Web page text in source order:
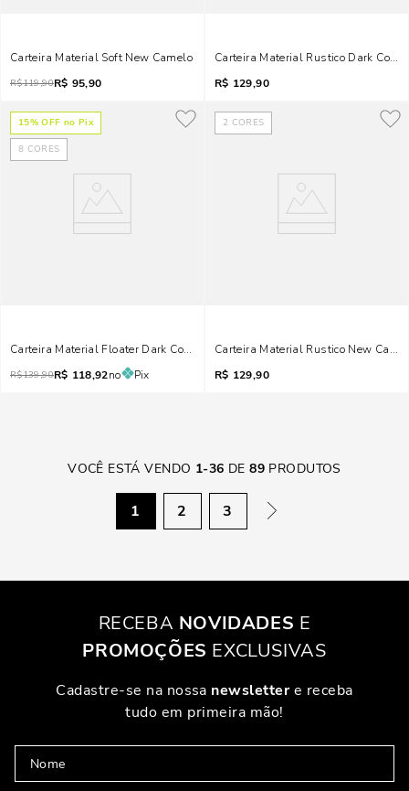
Carteira Material Soft New Camelo
R$119,90R$ 95,90
Carteira Material Rustico Dark Cocoa
R$ 129,90
15% OFF no Pix
8 CORES
Carteira Material Floater Dark Cocoa
R$139,90R$ 118,92no Pix
2 CORES
Carteira Material Rustico New
R$ 129,90
VOCÊ ESTÁ VENDO 1-36 DE89 PRODUTOS
1 2 3
RECEBA NOVIDADES E
PROMOÇÕES EXCLUSIVAS
Cadastre-se na nossa newslettere receba
tudo em primeira mão!